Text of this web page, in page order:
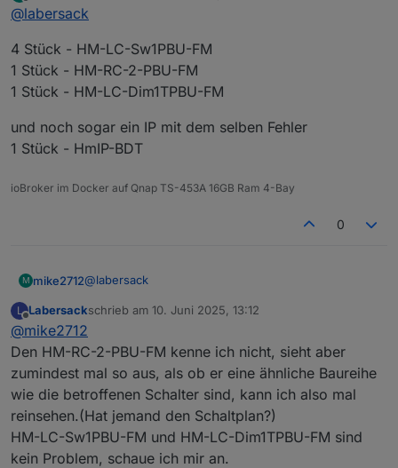
Offline
@labersack
4 Stück - HM-LC-Sw1PBU-FM
1 Stück - HM-RC-2-PBU-FM
1 Stück - HM-LC-Dim1TPBU-FM
und noch sogar ein IP mit dem selben Fehler
1 Stück - HmIP-BDT
ioBroker im Docker auf Qnap TS-453A 16GB Ram 4-Bay
0
M mike2712@labersack
4 Stück - HM-LC-Sw1PBU-FM
1 Stück - HM-RC-2-PBU-FM
1 Stück - HM-LC-Dim1TPBU-FM
und noch sogar ein IP mit dem selben Fehler
1 Stück - HmIP-BDT
L
Offline
Labersackschrieb am 10. Juni 2025, 13:12
zuletzt editiert von
@mike2712
Den HM-RC-2-PBU-FM kenne ich nicht, sieht aber
zumindest mal so aus, als ob er eine ähnliche Baureihe
wie die betroffenen Schalter sind, kann ich also mal
reinsehen.(Hat jemand den Schaltplan?)
HM-LC-Sw1PBU-FM und HM-LC-Dim1TPBU-FM sind
kein Problem, schaue ich mir an.